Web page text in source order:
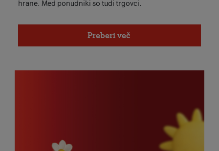
hrane. Med ponudniki so tudi trgovci.
Preberi več